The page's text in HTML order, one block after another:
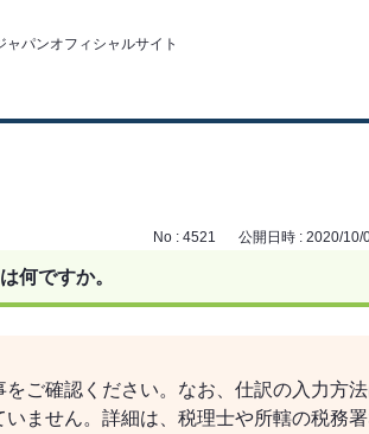
No : 4521 公開日時 : 2020/10/
何ですか。
をご確認ください。なお、仕訳の入力方
いません。詳細は、税理士や所轄の税務